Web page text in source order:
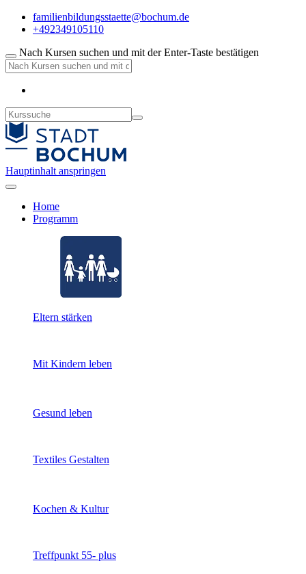
familienbildungsstaette@bochum.de
+492349105110
Nach Kursen suchen und mit der Enter-Taste bestätigen
Hauptinhalt anspringen
Home
Programm
Eltern stärken
Mit Kindern leben
Gesund leben
Textiles Gestalten
Kochen & Kultur
Treffpunkt 55- plus